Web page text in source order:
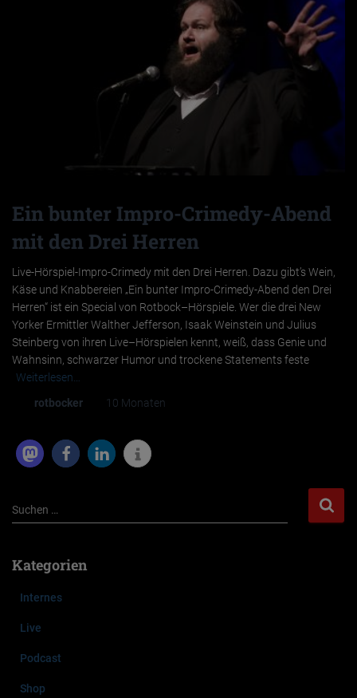
Ein bunter Impro-Crimedy-Abend
mit den Drei Herren
Live-Hörspiel-Impro-Crimedy mit den Drei Herren. Dazu gibt’s Wein,
Käse und Knabbereien „Ein bunter Impro-Crimedy-Abend den Drei
Herren“ ist ein Special von Rotbock–Hörspiele. Wer die drei New
Yorker Ermittler Walther Jefferson, Isaak Weinstein und Julius
Steinberg von ihren Live–Hörspielen kennt, weiß, dass Genie und
Wahnsinn, schwarzer Humor und trockene Statements feste
Weiterlesen…
rotbocker 10 Monaten
S
u
e
Suchen …
Kategorien
Internes
Live
Podcast
Shop